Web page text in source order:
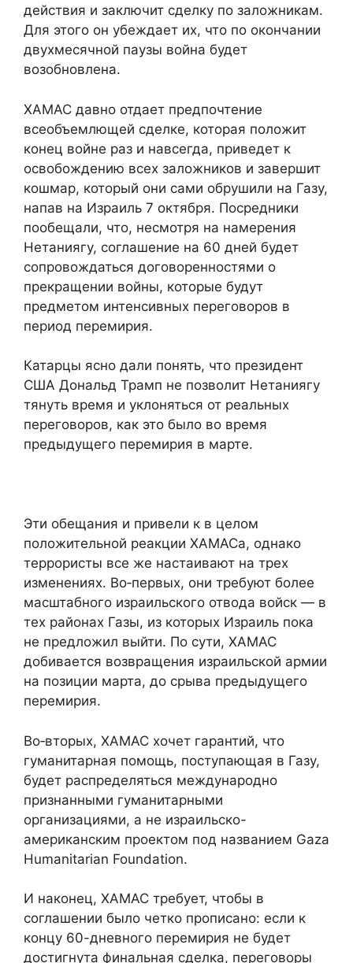
действия и заключит сделку по заложникам.
Для этого он убеждает их, что по окончании
двухмесячной паузы война будет
возобновлена.
ХАМАС давно отдает предпочтение
всеобъемлющей сделке, которая положит
конец войне раз и навсегда, приведет к
освобождению всех заложников и завершит
кошмар, который они сами обрушили на Газу,
напав на Израиль 7 октября. Посредники
пообещали, что, несмотря на намерения
Нетаниягу, соглашение на 60 дней будет
сопровождаться договоренностями о
прекращении войны, которые будут
предметом интенсивных переговоров в
период перемирия.
Катарцы ясно дали понять, что президент
США Дональд Трамп не позволит Нетаниягу
тянуть время и уклоняться от реальных
переговоров, как это было во время
предыдущего перемирия в марте.
Эти обещания и привели к в целом
положительной реакции ХАМАСа, однако
террористы все же настаивают на трех
изменениях. Во‑первых, они требуют более
масштабного израильского отвода войск — в
тех районах Газы, из которых Израиль пока
не предложил выйти. По сути, ХАМАС
добивается возвращения израильской армии
на позиции марта, до срыва предыдущего
перемирия.
Во‑вторых, ХАМАС хочет гарантий, что
гуманитарная помощь, поступающая в Газу,
будет распределяться международно
признанными гуманитарными
организациями, а не израильско-
американским проектом под названием Gaza
Humanitarian Foundation.
И наконец, ХАМАС требует, чтобы в
соглашении было четко прописано: если к
концу 60-дневного перемирия не будет
достигнута финальная сделка, переговоры